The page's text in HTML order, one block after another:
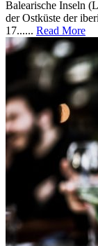
Balearische Inseln
der Ostküste der
17...... Read More